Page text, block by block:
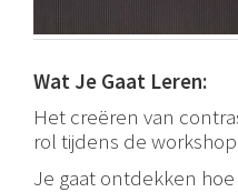
Wat Je Gaat Leren:
Het creëren van
rol tijdens de
Je gaat ontdekken